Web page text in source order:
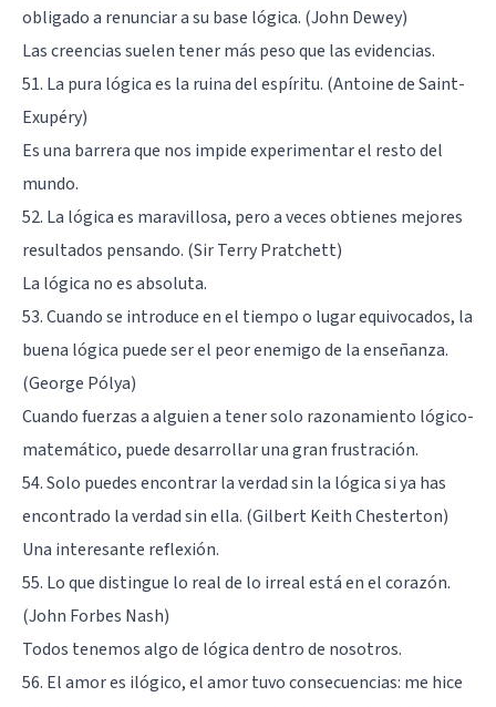
obligado a renunciar a su base lógica. (John Dewey)
Las creencias suelen tener más peso que las evidencias.
51. La pura lógica es la ruina del espíritu. (Antoine de Saint-
Exupéry)
Es una barrera que nos impide experimentar el resto del
mundo.
52. La lógica es maravillosa, pero a veces obtienes mejores
resultados pensando. (Sir Terry Pratchett)
La lógica no es absoluta.
53. Cuando se introduce en el tiempo o lugar equivocados, la
buena lógica puede ser el peor enemigo de la enseñanza.
(George Pólya)
Cuando fuerzas a alguien a tener solo razonamiento lógico-
matemático, puede desarrollar una gran frustración.
54. Solo puedes encontrar la verdad sin la lógica si ya has
encontrado la verdad sin ella. (Gilbert Keith Chesterton)
Una interesante reflexión.
55. Lo que distingue lo real de lo irreal está en el corazón.
(John Forbes Nash)
Todos tenemos algo de lógica dentro de nosotros.
56. El amor es ilógico, el amor tuvo consecuencias: me hice